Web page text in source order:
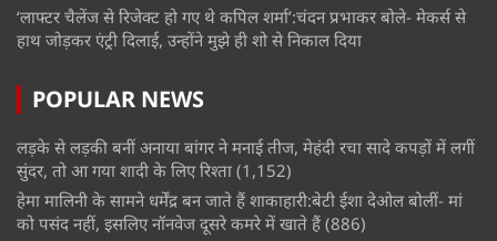
‘लाफ्टर चैलेंज से रिजेक्ट हो गए थे कपिल शर्मा’:चंदन प्रभाकर बोले- मेकर्स से
हाथ जोड़कर एंट्री दिलाई, उन्होंने मुझे ही शो से निकाल दिया
POPULAR NEWS
लड़के से लड़की बनीं अनाया बांगर ने मनाई तीज, मेहंदी रचा सादे कपड़ों में लगीं
सुंदर, तो आ गया शादी के लिए रिश्ता (1,152)
हेमा मालिनी के सामने धर्मेंद्र बन जाते हैं शाकाहारी:बेटी ईशा देओल बोलीं- मां
को पसंद नहीं, इसलिए नॉनवेज दूसरे कमरे में खाते हैं (886)